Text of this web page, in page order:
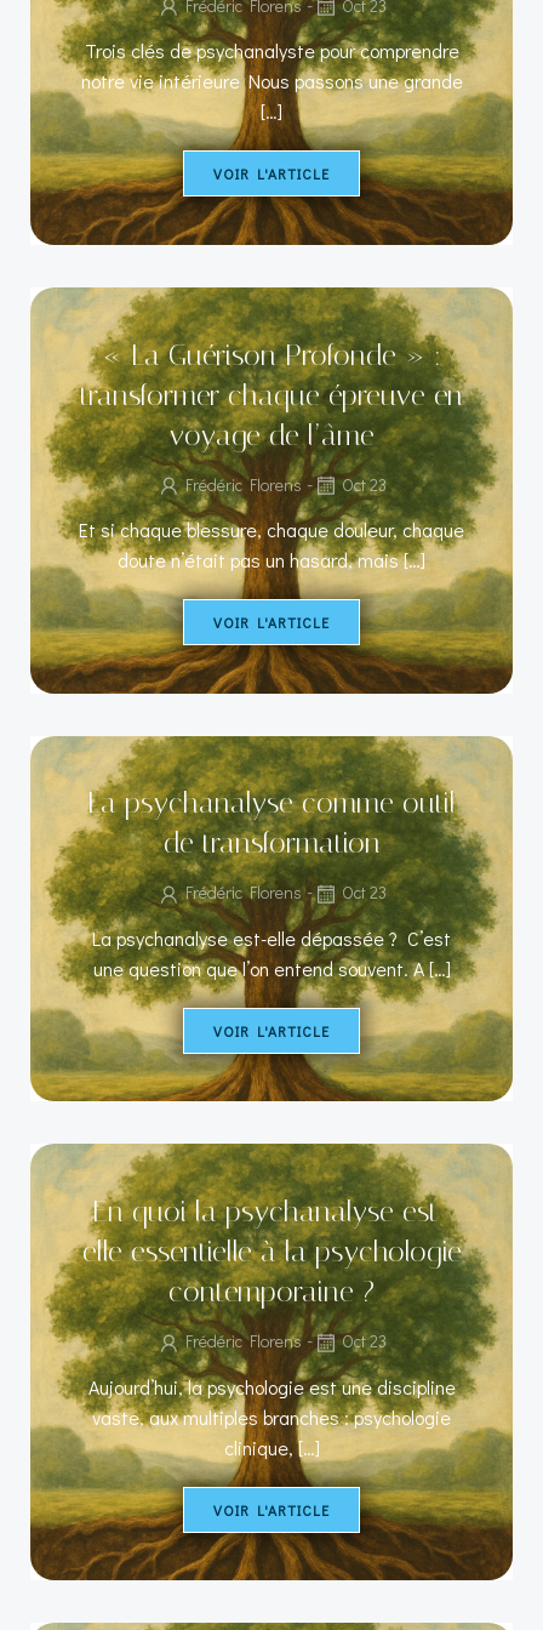
Frédéric Florens Oct 23
Trois clés de psychanalyste pour comprendre
notre vie intérieure Nous passons une grande
[…]
VOIR L'ARTICLE
« La Guérison Profonde » :
transformer chaque épreuve en
voyage de l’âme
Frédéric Florens - Oct 23
Et si chaque blessure, chaque douleur, chaque
doute n’était pas un hasard, mais […]
VOIR L'ARTICLE
La psychanalyse comme outil
de transformation
Frédéric Florens - Oct 23
La psychanalyse est-elle dépassée ? C’est
une question que l’on entend souvent. A […]
VOIR L'ARTICLE
En quoi la psychanalyse est-
elle essentielle à la psychologie
contemporaine ?
Frédéric Florens - Oct 23
Aujourd’hui, la psychologie est une discipline
vaste, aux multiples branches : psychologie
clinique, […]
VOIR L'ARTICLE